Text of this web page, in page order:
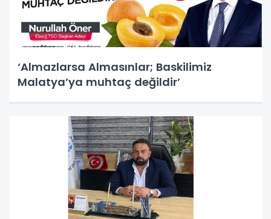
‘Almazlarsa Almasınlar; Baskilimiz
Malatya’ya muhtaç değildir’